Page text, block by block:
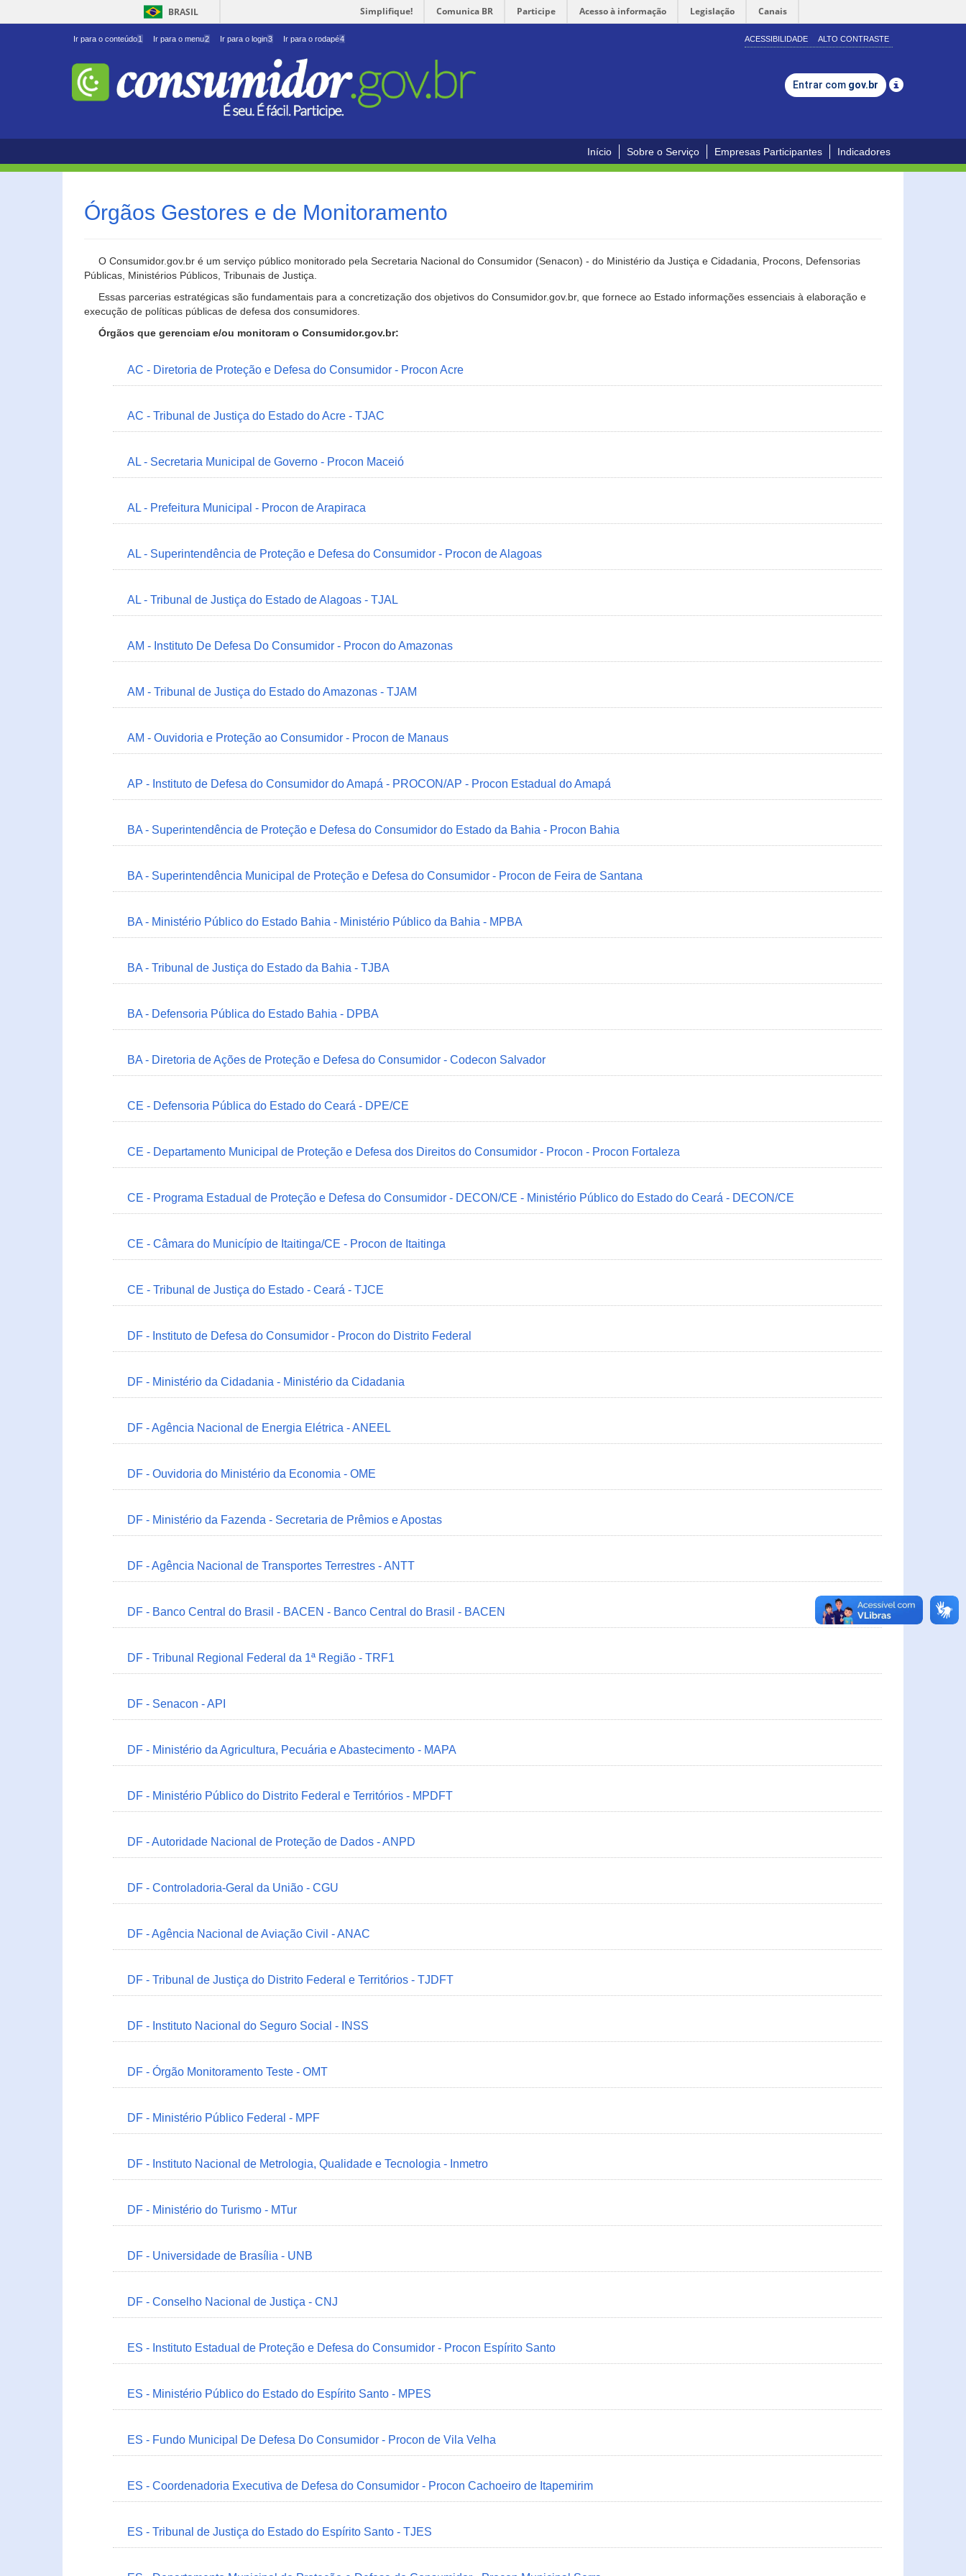
BRASIL Simplifique! Comunica BR Participe Acesso à informação Legislação Canais
Ir para o conteúdo1 Ir para o menu2 Ir para o login3 Ir para o rodapé4 ACESSIBILIDADE ALTO CONTRASTE
Entrar com gov.br
Início Sobre o Serviço Empresas Participantes Indicadores
Órgãos Gestores e de Monitoramento
O Consumidor.gov.br é um serviço público monitorado pela Secretaria Nacional do Consumidor (Senacon) - do Ministério da Justiça e Cidadania, Procons, Defensorias
Públicas, Ministérios Públicos, Tribunais de Justiça.
Essas parcerias estratégicas são fundamentais para a concretização dos objetivos do Consumidor.gov.br, que fornece ao Estado informações essenciais à elaboração e
execução de políticas públicas de defesa dos consumidores.
Órgãos que gerenciam e/ou monitoram o Consumidor.gov.br:
AC - Diretoria de Proteção e Defesa do Consumidor - Procon Acre
AC - Tribunal de Justiça do Estado do Acre - TJAC
AL - Secretaria Municipal de Governo - Procon Maceió
AL - Prefeitura Municipal - Procon de Arapiraca
AL - Superintendência de Proteção e Defesa do Consumidor - Procon de Alagoas
AL - Tribunal de Justiça do Estado de Alagoas - TJAL
AM - Instituto De Defesa Do Consumidor - Procon do Amazonas
AM - Tribunal de Justiça do Estado do Amazonas - TJAM
AM - Ouvidoria e Proteção ao Consumidor - Procon de Manaus
AP - Instituto de Defesa do Consumidor do Amapá - PROCON/AP - Procon Estadual do Amapá
BA - Superintendência de Proteção e Defesa do Consumidor do Estado da Bahia - Procon Bahia
BA - Superintendência Municipal de Proteção e Defesa do Consumidor - Procon de Feira de Santana
BA - Ministério Público do Estado Bahia - Ministério Público da Bahia - MPBA
BA - Tribunal de Justiça do Estado da Bahia - TJBA
BA - Defensoria Pública do Estado Bahia - DPBA
BA - Diretoria de Ações de Proteção e Defesa do Consumidor - Codecon Salvador
CE - Defensoria Pública do Estado do Ceará - DPE/CE
CE - Departamento Municipal de Proteção e Defesa dos Direitos do Consumidor - Procon - Procon Fortaleza
CE - Programa Estadual de Proteção e Defesa do Consumidor - DECON/CE - Ministério Público do Estado do Ceará - DECON/CE
CE - Câmara do Município de Itaitinga/CE - Procon de Itaitinga
CE - Tribunal de Justiça do Estado - Ceará - TJCE
DF - Instituto de Defesa do Consumidor - Procon do Distrito Federal
DF - Ministério da Cidadania - Ministério da Cidadania
DF - Agência Nacional de Energia Elétrica - ANEEL
DF - Ouvidoria do Ministério da Economia - OME
DF - Ministério da Fazenda - Secretaria de Prêmios e Apostas
DF - Agência Nacional de Transportes Terrestres - ANTT
DF - Banco Central do Brasil - BACEN - Banco Central do Brasil - BACEN
DF - Tribunal Regional Federal da 1ª Região - TRF1
DF - Senacon - API
DF - Ministério da Agricultura, Pecuária e Abastecimento - MAPA
DF - Ministério Público do Distrito Federal e Territórios - MPDFT
DF - Autoridade Nacional de Proteção de Dados - ANPD
DF - Controladoria-Geral da União - CGU
DF - Agência Nacional de Aviação Civil - ANAC
DF - Tribunal de Justiça do Distrito Federal e Territórios - TJDFT
DF - Instituto Nacional do Seguro Social - INSS
DF - Órgão Monitoramento Teste - OMT
DF - Ministério Público Federal - MPF
DF - Instituto Nacional de Metrologia, Qualidade e Tecnologia - Inmetro
DF - Ministério do Turismo - MTur
DF - Universidade de Brasília - UNB
DF - Conselho Nacional de Justiça - CNJ
ES - Instituto Estadual de Proteção e Defesa do Consumidor - Procon Espírito Santo
ES - Ministério Público do Estado do Espírito Santo - MPES
ES - Fundo Municipal De Defesa Do Consumidor - Procon de Vila Velha
ES - Coordenadoria Executiva de Defesa do Consumidor - Procon Cachoeiro de Itapemirim
ES - Tribunal de Justiça do Estado do Espírito Santo - TJES